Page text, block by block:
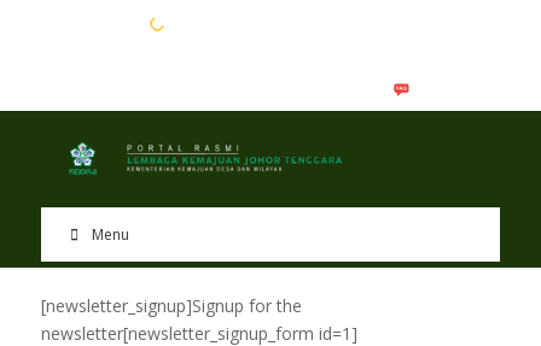
Menu
[newsletter_signup]Signup for the
newsletter[newsletter_signup_form id=1]